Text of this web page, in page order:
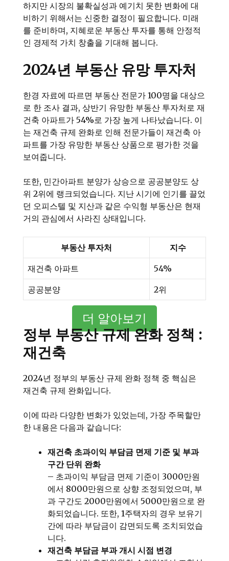
하지만 시장의 불확실성과 예기치 못한 변화에 대
비하기 위해서는 신중한 결정이 필요합니다. 미래
를 준비하며, 지혜로운 부동산 투자를 통해 안정적
인 경제적 가치 창출을 기대해 봅니다.
2024년 부동산 유망 투자처
한경 자료에 따르면 부동산 전문가 100명을 대상으
로 한 조사 결과, 상반기 유망한 부동산 투자처로 재
건축 아파트가 54%로 가장 높게 나타났습니다. 이
는 재건축 규제 완화로 인해 전문가들이 재건축 아
파트를 가장 유망한 부동산 상품으로 평가한 것을
보여줍니다.
또한, 민간아파트 분양가 상승으로 공공분양도 상
위 2위에 랭크되었습니다. 지난 시기에 인기를 끌었
던 오피스텔 및 지산과 같은 수익형 부동산은 현재
거의 관심에서 사라진 상태입니다.
부동산 투자처 지수
재건축 아파트 54%
공공분양 2위
더 알아보기
정부 부동산 규제 완화 정책 :
재건축
2024년 정부의 부동산 규제 완화 정책 중 핵심은
재건축 규제 완화입니다.
이에 따라 다양한 변화가 있었는데, 가장 주목할만
한 내용은 다음과 같습니다:
재건축 초과이익 부담금 면제 기준 및 부과
구간 단위 완화
– 초과이익 부담금 면제 기준이 3000만원
에서 8000만원으로 상향 조정되었으며, 부
과 구간도 2000만원에서 5000만원으로 완
화되었습니다. 또한, 1주택자의 경우 보유기
간에 따라 부담금이 감면되도록 조치되었습
니다.
재건축 부담금 부과 개시 시점 변경